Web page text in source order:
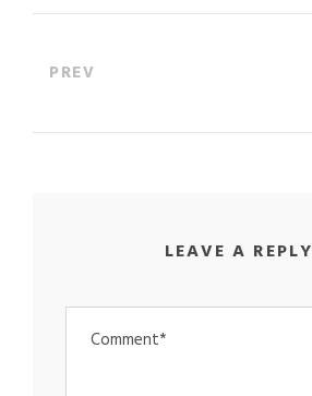
PREV
LEAVE A REPLY